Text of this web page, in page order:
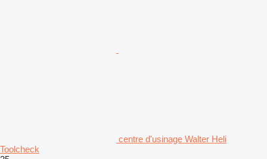
centre d'usinage Walter Heli
Toolcheck